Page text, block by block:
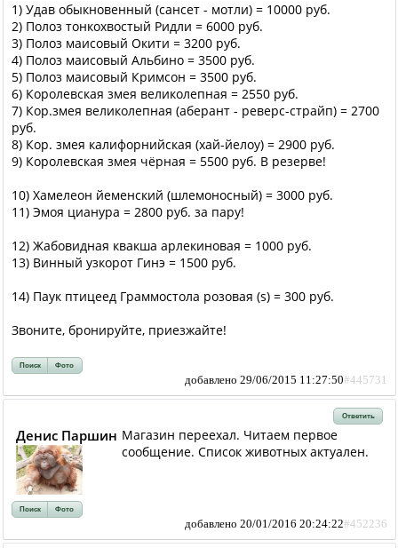
1) Удав обыкновенный (сансет - мотли) = 10000 руб.
2) Полоз тонкохвостый Ридли = 6000 руб.
3) Полоз маисовый Окити = 3200 руб.
4) Полоз маисовый Альбино = 3500 руб.
5) Полоз маисовый Кримсон = 3500 руб.
6) Королевская змея великолепная = 2550 руб.
7) Кор.змея великолепная (аберант - реверс-страйп) = 2700
руб.
8) Кор. змея калифорнийская (хай-йелоу) = 2900 руб.
9) Королевская змея чёрная = 5500 руб. В резерве!
10) Хамелеон йеменский (шлемоносный) = 3000 руб.
11) Эмоя цианура = 2800 руб. за пару!
12) Жабовидная квакша арлекиновая = 1000 руб.
13) Винный узкорот Гинэ = 1500 руб.
14) Паук птицеед Граммостола розовая (s) = 300 руб.
Звоните, бронируйте, приезжайте!
Поиск Фото
добавлено 29/06/2015 11:27:50#445731
Ответить
Денис Паршин Магазин переехал. Читаем первое
сообщение. Список животных актуален.
Поиск Фото
добавлено 20/01/2016 20:24:22#452236